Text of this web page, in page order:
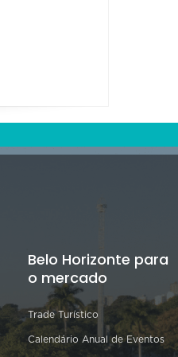
Belo Horizonte para
o mercado
Trade Turístico
Calendário Anual de Eventos